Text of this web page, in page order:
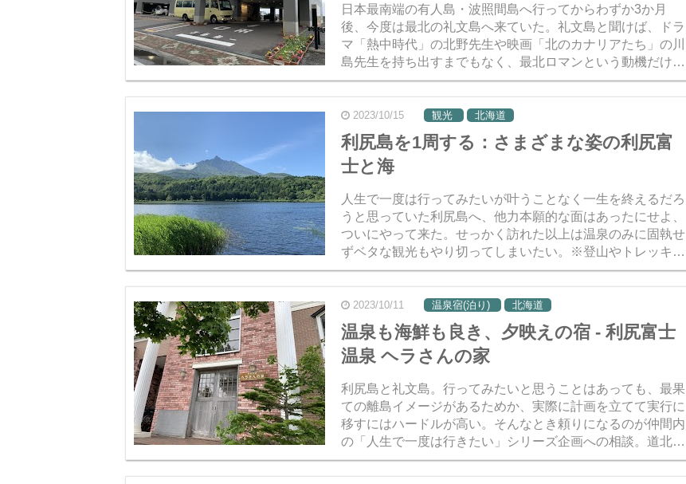
日本最南端の有人島・波照間島へ行ってからわずか3か月
後、今度は最北の礼文島へ来ていた。礼文島と聞けば、ドラ
マ「熱中時代」の北野先生や映画「北のカナリアたち」の川
島先生を持ち出すまでもなく、最北ロマンという動機だけで
十分だ。一緒によく旅行するメンバーのおかげもあって実現
にこぎ着けた...
2023/10/15 観光 北海道
利尻島を1周する：さまざまな姿の利尻富
士と海
人生で一度は行ってみたいが叶うことなく一生を終えるだろ
うと思っていた利尻島へ、他力本願的な面はあったにせよ、
ついにやって来た。せっかく訪れた以上は温泉のみに固執せ
ずベタな観光もやり切ってしまいたい。※登山やトレッキン
グやサイクリングをするつもりはなく、車で回れる範囲の
み。 島を一...
2023/10/11 温泉宿(泊り) 北海道
温泉も海鮮も良き、夕映えの宿 - 利尻富士
温泉 ヘラさんの家
利尻島と礼文島。行ってみたいと思うことはあっても、最果
ての離島イメージがあるためか、実際に計画を立てて実行に
移すにはハードルが高い。そんなとき頼りになるのが仲間内
の「人生で一度は行きたい」シリーズ企画への相談。道北を
訪れたいメンバーは多く、経験者を中心に計画がどんどん具
体化してい...